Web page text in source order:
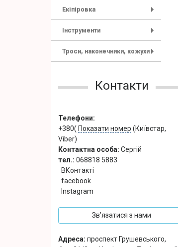
Екіпіровка
Інструменти
Троси, наконечники, кожухи
Контакти
Телефони:
+380( Показати номер (Київстар,
Viber)
Контактна особа: Сергій
тел.: 068818 5883
ВКонтакті
facebook
Instagram
Зв’язатися з нами
Адреса: проспект Грушевського,